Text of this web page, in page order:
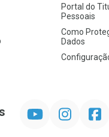
Portal do
Pessoais
Como
Dados
Instagram